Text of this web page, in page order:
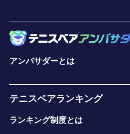
アンバサダーとは
テニスベアランキング
ランキング制度とは